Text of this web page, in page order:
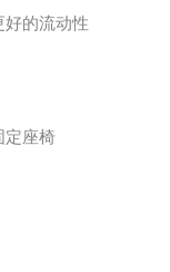
的流动性
定座椅